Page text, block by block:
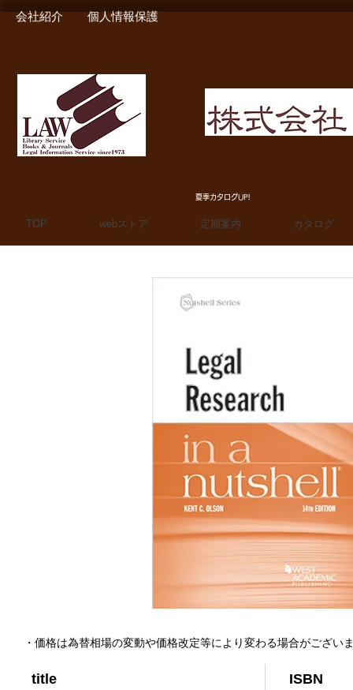
会社紹介 個人情報保護
夏季カタログUP!
TOP webストア 定期案内 カタログ
title ISBN
・価格は為替相場の変動や価格改定等により変わる場合がござい